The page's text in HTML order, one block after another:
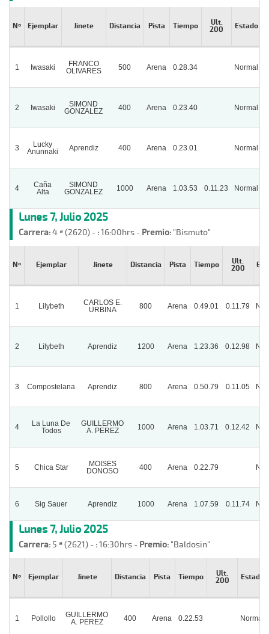
Nº Ejemplar Jinete Distancia Pista Tiempo
Ult.
200
Estado
1 Iwasaki
FRANCO
OLIVARES
500 Arena 0.28.34 Normal
2 Iwasaki
SIMOND
GONZALEZ
400 Arena 0.23.40 Normal
3
Lucky
Anunnaki
Aprendiz 400 Arena 0.23.01 Normal
4
Caña
Alta
SIMOND
GONZALEZ
1000 Arena 1.03.53 0.11.23 Normal
Lunes 7, Julio 2025
Carrera:4 ª (2620) - :16:00hrs - Premio: "Bismuto"
Nº Ejemplar Jinete Distancia Pista Tiempo
Ult.
200
1 Lilybeth
CARLOS E.
URBINA
800 Arena 0.49.01 0.11.79
2 Lilybeth Aprendiz 1200 Arena 1.23.36 0.12.98
3 Compostelana Aprendiz 800 Arena 0.50.79 0.11.05
4
La Luna De
Todos
GUILLERMO
A. PEREZ
1000 Arena 1.03.71 0.12.42
5 Chica Star
MOISES
DONOSO
400 Arena 0.22.79
6 Sig Sauer Aprendiz 1000 Arena 1.07.59 0.11.74
Lunes 7, Julio 2025
Carrera:5 ª (2621) - :16:30hrs - Premio: "Baldosin"
Nº Ejemplar Jinete Distancia Pista Tiempo
Ult.
200
Estado
1 Pollollo
GUILLERMO
A. PEREZ
400 Arena 0.22.53 Normal